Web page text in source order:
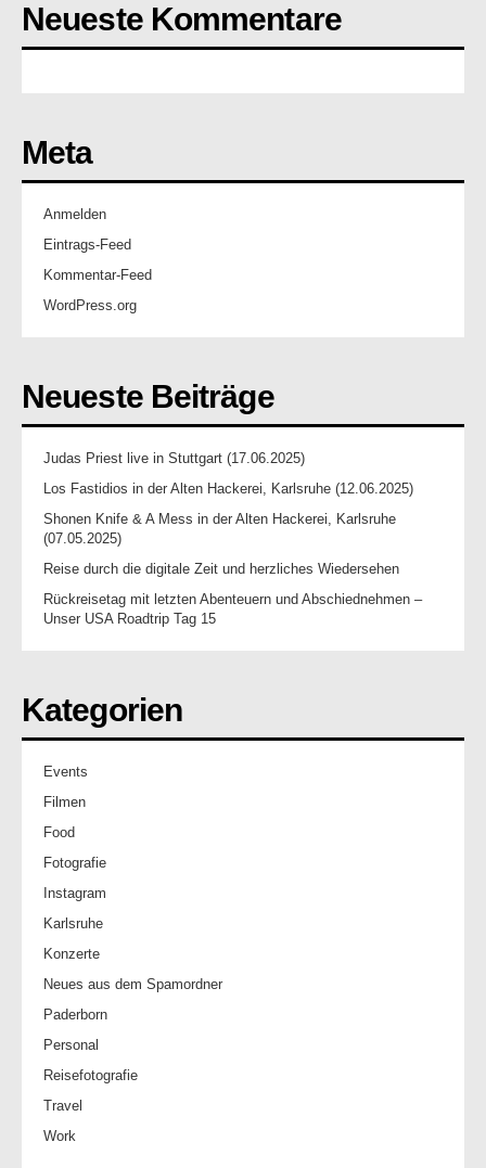
Neueste Kommentare
Meta
Anmelden
Eintrags-Feed
Kommentar-Feed
WordPress.org
Neueste Beiträge
Judas Priest live in Stuttgart (17.06.2025)
Los Fastidios in der Alten Hackerei, Karlsruhe (12.06.2025)
Shonen Knife & A Mess in der Alten Hackerei, Karlsruhe
(07.05.2025)
Reise durch die digitale Zeit und herzliches Wiedersehen
Rückreisetag mit letzten Abenteuern und Abschiednehmen –
Unser USA Roadtrip Tag 15
Kategorien
Events
Filmen
Food
Fotografie
Instagram
Karlsruhe
Konzerte
Neues aus dem Spamordner
Paderborn
Personal
Reisefotografie
Travel
Work